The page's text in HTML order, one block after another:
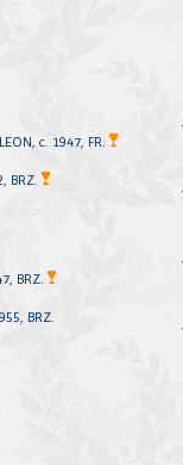
c. 1947, FR.
BRZ.
BRZ.
BRZ.